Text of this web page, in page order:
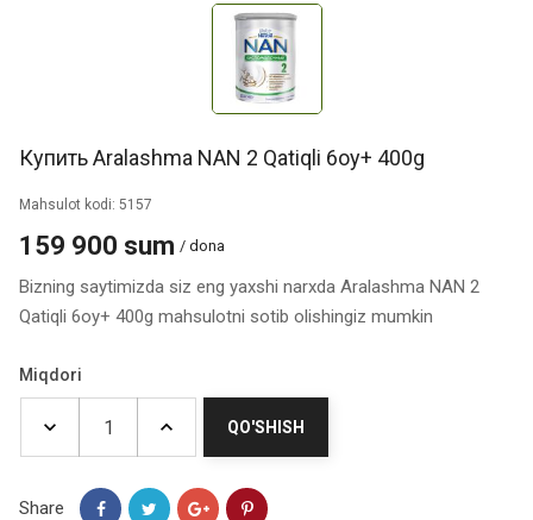
Купить Aralashma NAN 2 Qatiqli 6oy+ 400g
Mahsulot kodi: 5157
159 900 sum / dona
Bizning saytimizda siz eng yaxshi narxda Aralashma NAN 2
Qatiqli 6oy+ 400g mahsulotni sotib olishingiz mumkin
Miqdori
QO'SHISH
Share